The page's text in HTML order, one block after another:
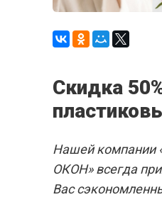
Скидка
Нашей компании
ОКОН» всегда
Вас